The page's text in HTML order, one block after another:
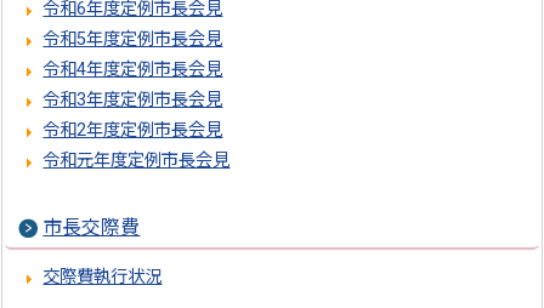
令和6年度定例市長会見
令和5年度定例市長会見
令和4年度定例市長会見
令和3年度定例市長会見
令和2年度定例市長会見
令和元年度定例市長会見
市長交際費
交際費執行状況